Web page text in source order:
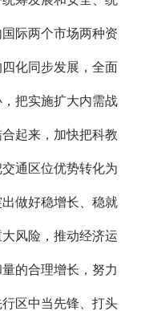
际两个市场两种资
化同步发展，全面
把实施扩大内需战
起来，加快把科教
通区位优势转化为
做好稳增长、稳就
风险，推动经济运
的合理增长，努力
区中当先锋、打头